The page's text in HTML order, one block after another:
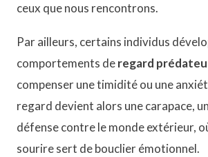
ceux que nous rencontrons.
Par ailleurs, certains individus
comportements deregard
compenser une timidité ou une
regard devient alors une carapace,
défense contre le monde extérieur,
sourire sert de bouclier émotionnel.